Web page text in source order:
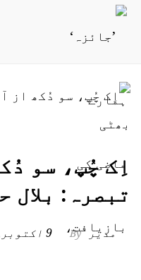
اِک چُپ، سو
تبصرہ: بلال
By مدیر 9 اکتوبر, 2020